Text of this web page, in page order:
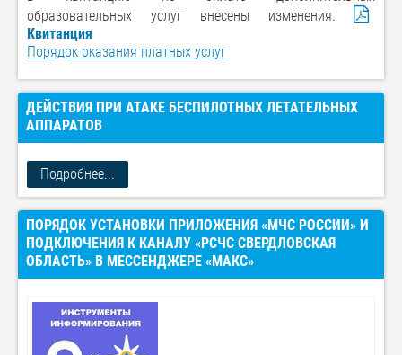
образовательных услуг внесены изменения.
Квитанция
Порядок оказания платных услуг
ДЕЙСТВИЯ ПРИ АТАКЕ БЕСПИЛОТНЫХ ЛЕТАТЕЛЬНЫХ
АППАРАТОВ
Подробнее...
ПОРЯДОК УСТАНОВКИ ПРИЛОЖЕНИЯ «МЧС РОССИИ» И
ПОДКЛЮЧЕНИЯ К КАНАЛУ «РСЧС СВЕРДЛОВСКАЯ
ОБЛАСТЬ» В МЕССЕНДЖЕРЕ «МАКС»